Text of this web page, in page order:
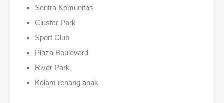
Sentra Komunitas
Cluster Park
Sport Club
Plaza Boulevard
River Park
Kolam renang anak